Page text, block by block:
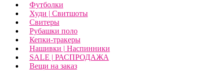
Футболки
Худи | Свитшоты
Свитеры
Рубашки поло
Кепки-тракеры
Нашивки | Наспинники
SALE | РАСПРОДАЖА
Вещи на заказ